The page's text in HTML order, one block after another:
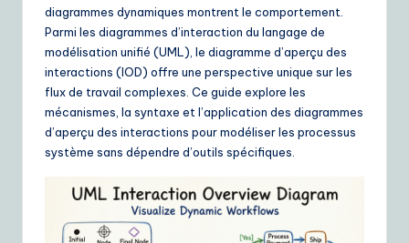
D
ai
ly
G
diagrammes dynamiques montrent le comportement.
Parmi les diagrammes d’interaction du langage de
modélisation unifié (UML), le diagramme d’aperçu des
interactions (IOD) offre une perspective unique sur les
flux de travail complexes. Ce guide explore les
mécanismes, la syntaxe et l’application des diagrammes
d’aperçu des interactions pour modéliser les processus
système sans dépendre d’outils spécifiques.